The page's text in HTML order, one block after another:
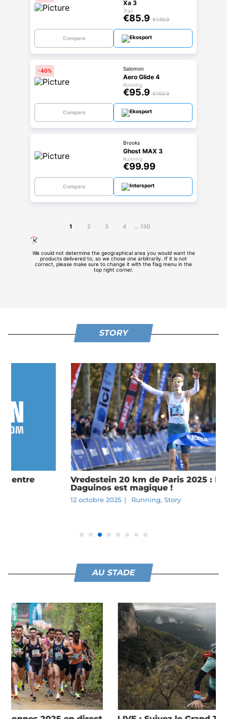
STORY
Vredestein 20 km de Paris 2025 : Etienne
Daguinos est magique !
Running, Story
AU STADE